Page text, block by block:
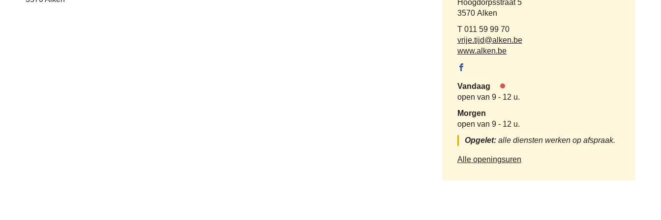
Adres
Hoogdorpsstraat 5
,3570 Alken
Tel.011 59 99 70
E-
mail
vrije.tijd@alken.be
Website
www.alken.be
Facebook
Vandaag
Nu
gesloten
open van 9- 12 u.
Morgen
open van 9- 12 u.
Opgelet: alle diensten werken op afspraak.
Alle openingsurenVrije